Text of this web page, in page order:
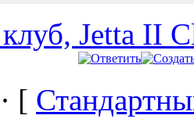
Jetta II
· [